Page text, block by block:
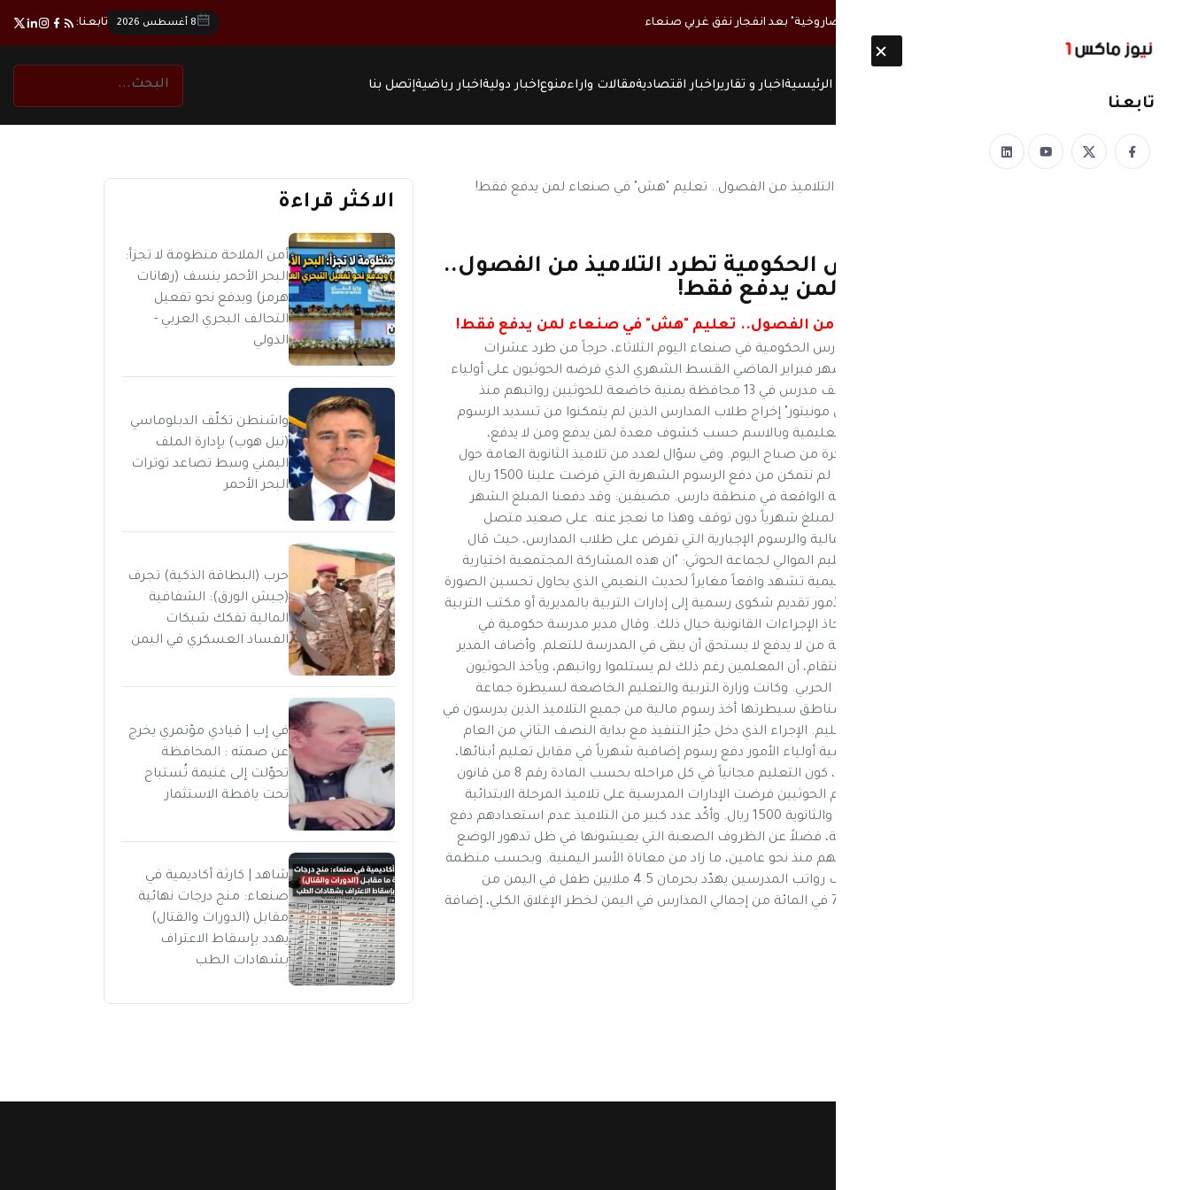
8 أغسطس 2026 تابعنا:
الرئيسيةاخبار و تقاريراخبار اقتصاديةمقالات واراءمنوعاخبار دوليةاخبار رياضيةإتصل بنا
تابعنا
يحدث في اليمن| المدارس الحكومية تطرد التلاميذ من الفصول..
تعليم "هش" في صنعاء لمن يدفع فقط!
المدارس الحكومية تطرد التلاميذ من الفصول.. تعليم "هش" في صنعاء لمن يدفع فقط!
نيوز ماكس ون - يمن مونيتور: لم تجد المدارس الحكومية في صنعاء اليوم الثلاثاء، حرجاً من طرد عشرات
التلاميذ الذين لم يتمكنوا من تسديد رسوم شهر فبراير الماضي القسط الشهري الذي فرضه الحوثيون على أولياء
أمورهم من أجل تعليمهم. ولم يتسلم 167 ألف مدرس في 13 محافظة يمنية خاضعة للحوثيين رواتبهم منذ
أكتوبر/تشرين الأول2016م. ونقل مراسل "يمن مونيتور" إخراج طلاب المدارس الذين لم يتمكنوا من تسديد الرسوم
الدراسية التي فرضت عليهم من الفصول التعليمية وبالاسم حسب كشوف معدة لمن يدفع ومن لا يدفع،
ومغادرتهم الصرح التعليمي في ساعات مبكرة من صباح اليوم. وفي سؤال لعدد من تلاميذ الثانوية العامة حول
مغادرتهم المدرسة باكراً، اليوم الثلاثا، أجابوا: لم نتمكن من دفع الرسوم الشهرية التي فرضت علينا 1500 ريال
شهرياً في مدرسة عمر بن عبدالعزيز الحكومية الواقعة في منطقة دارس. مضيفين: وقد دفعنا المبلغ الشهر
الماضي إلا أن إدارة المدرسة تطلب منا دفع المبلغ شهرياً دون توقف وهذا ما نعجز عنه. على صعيد متصل
سارعت جماعة الحوثي بنفي فرض المبالغ المالية والرسوم الإجبارية التي تفرض على طلاب المدارس، حيث قال
عبدالله النعمي، مستشار وزارة التربية والتعليم الموالي لجماعة الحوثي: "ان هذه المشاركة المجتمعية اختيارية
وطوعية وليست إجبارية". لكن العملية التعليمية تشهد واقعاً مغايراً لحديث النعيمي الذي يحاول تحسين الصورة
بقدر المستطاع قائلاً: على الطلاب وأولياء الأمور تقديم شكوى رسمية إلى إدارات التربية بالمديرية أو مكتب التربية
بالأمانة أو المحافظات الأخرى وسوف يتم اتخاذ الإجراءات القانونية حيال ذلك. وقال مدير مدرسة حكومية في
صنعاء لـ"يمن مونيتور" إنّ الأوامر كانت واضحة من لا يدفع لا يستحق أن يبقى في المدرسة للتعلم. وأضاف المدير
الذي فضل عدم الكشف عن هويته خشية الانتقام، أن المعلمين رغم ذلك لم يستلموا رواتبهم، ويأخذ الحوثيون
المال المدفوع من الطلبة لصالح مجهودهم الحربي. وكانت وزارة التربية والتعليم الخاضعة لسيطرة جماعة
الحوثيين، عممت على المدارس الواقعة في مناطق سيطرتها أخذ رسوم مالية من جميع التلاميذ الذين يدرسون في
المدارس الحكومية، للحصول على خدمة التعليم. الإجراء الذي دخل حيّز التنفيذ مع بداية النصف الثاني من العام
الدراسي، والذي تلزم بموجبه المدارس الحكومية أولياء الأمور دفع رسوم إضافية شهرياً في مقابل تعليم أبنائها،
أثار استياء كبيراً في أوساط التلاميذ والأهالي، كون التعليم مجانياً في كل مراحله بحسب المادة رقم 8 من قانون
رقم 45 الصادر في عام 1992. وبحسب تعميم الحوثيين فرضت الإدارات المدرسية على تلاميذ المرحلة الابتدائية
500 ريال يمني، والمرحلة الإعدادية 1000 ريال، والثانوية 1500 ريال. وأكّد عدد كبير من التلاميذ عدم استعدادهم دفع
أي رسوم إضافية باعتبارها جبايات غير قانونية، فضلاً عن الظروف الصعبة التي يعيشونها في ظل تدهور الوضع
المعيشي وعدم حصول الموظفين على رواتبهم منذ نحو عامين، ما زاد من معاناة الأسر اليمنية. وبحسب منظمة
الأمم المتحدة للطفولة "يونيسف"، فإنّ توقف رواتب المدرسين يهدّد بحرمان 4.5 ملايين طفل في اليمن من
الدراسة، ويعرض 13 ألف مدرسة تمثل نحو 78 في المائة من إجمالي المدارس في اليمن لخطر الإغلاق الكلي، إضافة
الاكثر قراءة
أمن الملاحة منظومة لا تجزأ:
البحر الأحمر ينسف (رهانات
هرمز) ويدفع نحو تفعيل
التحالف البحري العربي -
الدولي
واشنطن تكلّف الدبلوماسي
(نيل هوب) بإدارة الملف
اليمني وسط تصاعد توترات
البحر الأحمر
حرب (البطاقة الذكية) تجرف
(جيش الورق): الشفافية
المالية تفكك شبكات
الفساد العسكري في اليمن
في إب | قيادي مؤتمري يخرج
عن صمته : المحافظة
تحوّلت إلى غنيمة تُستباح
تحت يافطة الاستثمار
شاهد | كارثة أكاديمية في
صنعاء: منح درجات نهائية
مقابل (الدورات والقتال)
يهدد بإسقاط الاعتراف
بشهادات الطب